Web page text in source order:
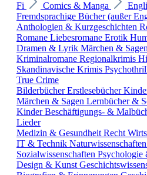
Fi
Comics & Manga
Fremdsprachige Bücher (außer
Anthologien & Kurzgeschichten
Romane Liebesromane Erotik
Dramen & Lyrik Märchen & Sagen
Kriminalromane Regionalkrimis
Skandinavische Krimis
True Crime
BilderbücherErstlesebücher
Märchen & Sagen Lernbücher &
KinderBeschäftigungs- &
Lieder
Medizin & Gesundheit Recht
IT & Technik Naturwissenschaften
Sozialwissenschaften Psychologie
Design & Kunst